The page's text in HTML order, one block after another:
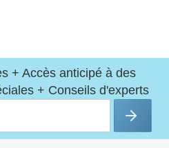
+ Accès anticipé à des
+ Conseils d'experts